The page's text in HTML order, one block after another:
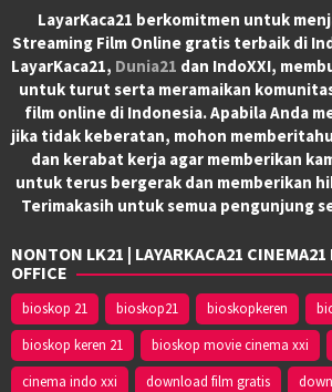
LayarKaca21 berkomitmen untuk
Streaming Film Online gratis terbaik di
LayarKaca21, Dunia21 dan IndoXXI,
untuk turut serta meramaikan
film online di Indonesia. Apabila Anda
jika tidak keberatan, mohon
dan kerabat kerja agar memberikan
untuk terus bergerak dan memberikan
Terimakasih untuk semua pengunjung
NONTON LK21 | LAYARKACA21
OFFICE
bioskop 21 bioskop21 bioskopkeren
bioskop keren 21
bioskop movie cinema xxi
cinema indo xxi
download film gratis